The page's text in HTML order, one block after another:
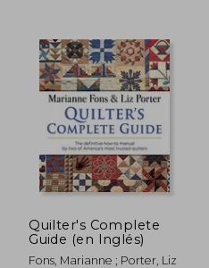
50%
dcto.
$ 122.390
$ 61.195
Quilter's Complete
Guide (en Inglés)
Fons, Marianne ; Porter, Liz